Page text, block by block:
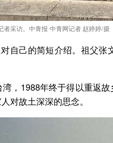
者采访。中青报·中青网记者 赵婷婷/摄
自己的简短介绍。祖父
，1988年终于得以重返
对故土深深的思念。